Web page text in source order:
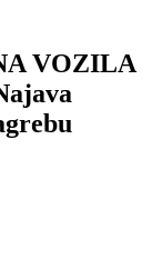
VOZILA